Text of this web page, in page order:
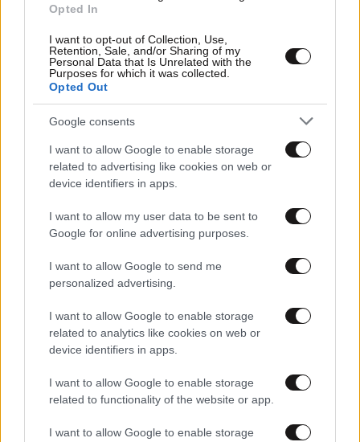
Opted In
I want to opt-out of Collection, Use,
Retention, Sale, and/or Sharing of my
Personal Data that Is Unrelated with the
Purposes for which it was collected.
Opted Out
Google consents
I want to allow Google to enable storage
related to advertising like cookies on web or
device identifiers in apps.
I want to allow my user data to be sent to
Google for online advertising purposes.
I want to allow Google to send me
personalized advertising.
I want to allow Google to enable storage
related to analytics like cookies on web or
device identifiers in apps.
I want to allow Google to enable storage
related to functionality of the website or app.
I want to allow Google to enable storage
Σύγκρουση στον ΟΗΕ: Εννέα κράτη λένε «όχι»
στη Ρωσία για τα Ποινικά Δικαστήρια –
Ανάμεσά τους και η Ελλάδα
LIFESTYLE06·08·2026 22:38